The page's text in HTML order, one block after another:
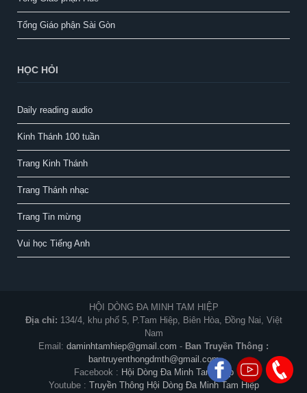
Tổng Giáo phận Sài Gòn
HỌC HỎI
Daily reading audio
Kinh Thánh 100 tuần
Trang Kinh Thánh
Trang Thánh nhạc
Trang Tin mừng
Vui học Tiếng Anh
HỘI DÒNG ĐA MINH TAM HIỆP
Địa chỉ: 134/4, khu phố 5, P.Tam Hiệp, Biên Hòa, Đồng Nai, Việt
Nam
Email: daminhtamhiep@gmail.com - Ban Truyền Thông :
bantruyenthongdmth@gmail.com
Facebook : Hội Dòng Đa Minh Tam Hiệp
Youtube : Truyền Thông Hội Dòng Đa Minh Tam Hiệp